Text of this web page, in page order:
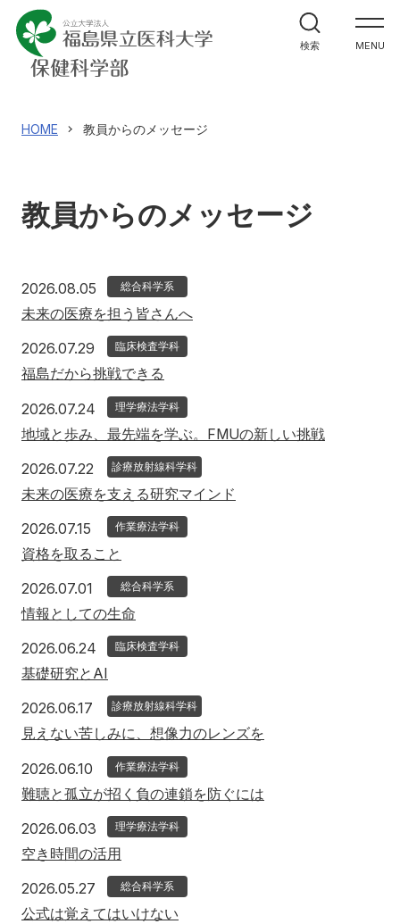
MENU
学部案内
学科紹介
大学院案内
教員メッセージ
施設紹介
入試情報
対象者別
地域の方へ
卒業生の方へ
教職員募集（採用情報）
アクセス 寄附
検索
HOME 教員からのメッセージ
教員からのメッセージ
2026.08.05 2026年8月5日
総合科学系
未来の医療を担う皆さんへ
2026.07.29 2026年7月29日
臨床検査学科
福島だから挑戦できる
2026.07.24 2026年7月24日
理学療法学科
地域と歩み、最先端を学ぶ。FMUの新しい挑戦
2026.07.22 2026年7月22日
診療放射線科学科
未来の医療を支える研究マインド
2026.07.15 2026年7月15日
作業療法学科
資格を取ること
2026.07.01 2026年7月1日
総合科学系
情報としての生命
2026.06.24 2026年6月24日
臨床検査学科
基礎研究とAI
2026.06.17 2026年6月17日
診療放射線科学科
見えない苦しみに、想像力のレンズを
2026.06.10 2026年6月10日
作業療法学科
難聴と孤立が招く負の連鎖を防ぐには
2026.06.03 2026年6月3日
理学療法学科
空き時間の活用
2026.05.27 2026年5月27日
総合科学系
公式は覚えてはいけない